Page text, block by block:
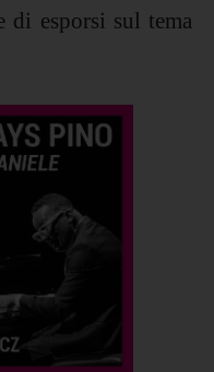
di esporsi sul tema